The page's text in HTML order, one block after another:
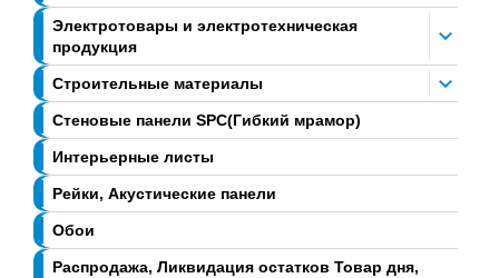
Электротовары и электротехническая
продукция
Строительные материалы
Стеновые панели SPC(Гибкий мрамор)
Интерьерные листы
Рейки, Акустические панели
Обои
Распродажа, Ликвидация остатков Товар дня,